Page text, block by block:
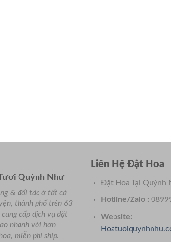
Quỳnh Như
& đối tác ở tất cả
thành phố trên 63
cung cấp dịch vụ đặt
nhanh với hơn
miễn phí ship.
Liên Hệ Đặt Hoa
Đặt Hoa Tại Quỳnh
Hotline/Zalo :
Website: